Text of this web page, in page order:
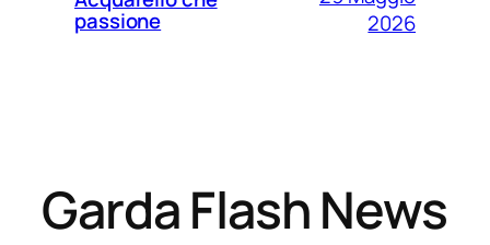
passione
2026
Garda Flash News